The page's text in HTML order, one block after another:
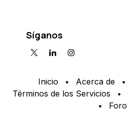
Síganos
Inicio • Acerca de •
Términos de los Servicios
•
•
Foro